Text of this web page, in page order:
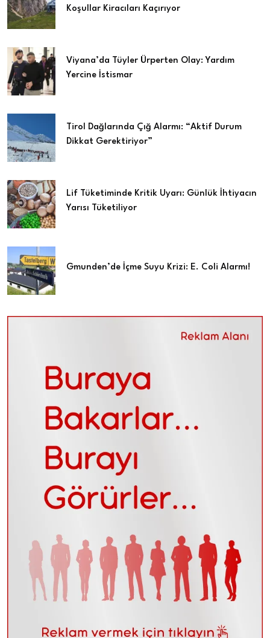
Koşullar Kiracıları Kaçırıyor
Viyana’da Tüyler Ürperten Olay: Yardım
Yercine İstismar
Tirol Dağlarında Çığ Alarmı: “Aktif Durum
Dikkat Gerektiriyor”
Lif Tüketiminde Kritik Uyarı: Günlük İhtiyacın
Yarısı Tüketiliyor
Gmunden’de İçme Suyu Krizi: E. Coli Alarmı!